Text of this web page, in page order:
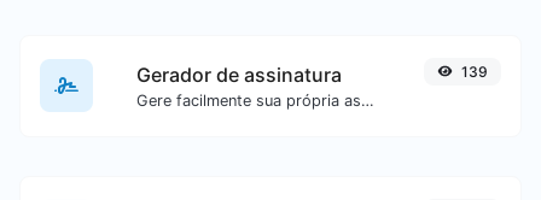
Gerador de assinatura
Gere facilmente sua própria assinatura personalizada e faça download com facilidade.
139